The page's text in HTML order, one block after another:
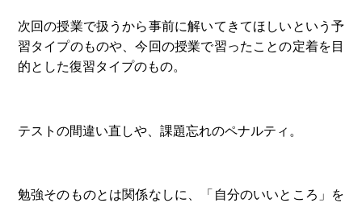
次回の授業で扱うから事前に解いてきてほしいという予
習タイプのものや、今回の授業で習ったことの定着を目
的とした復習タイプのもの。
テストの間違い直しや、課題忘れのペナルティ。
勉強そのものとは関係なしに、「自分のいいところ」を